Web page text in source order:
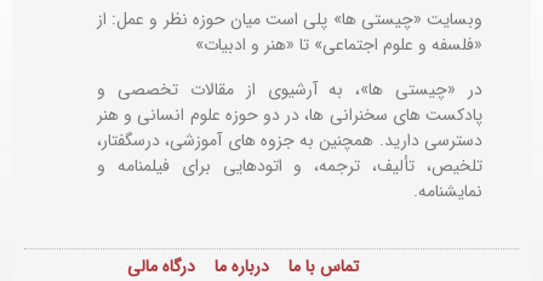
وبسایت «چیستی ها» پلی است میان حوزه نظر و عمل: از
«فلسفه و علوم اجتماعی» تا «هنر و ادبیات»
در «چیستی ها»، به آرشیوی از مقالات تخصصی و
پادکست های سخنرانی ها، در دو حوزه علوم انسانی و هنر
دسترسی دارید. همچنین به جزوه های آموزشی، درسگفتار،
تلخیص، تألیف، ترجمه، و اتودهایی برایفیلمنامه و
نمایشنامه.
تماس با ما درباره ما درگاه مالی